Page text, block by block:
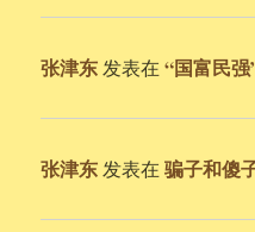
张津东 发表在“国富民
张津东 发表在骗子和傻